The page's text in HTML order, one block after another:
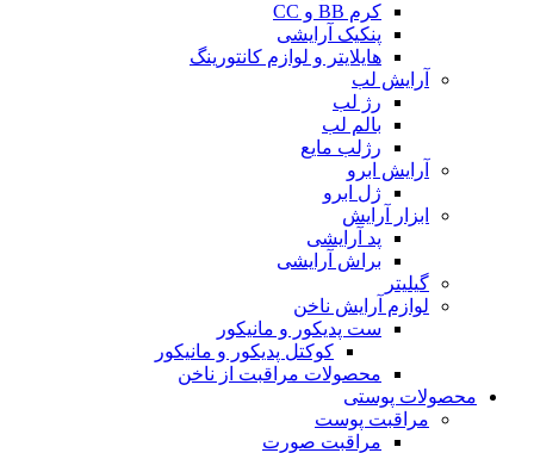
کرم BB و CC
پنکیک آرایشی
هایلایتر و لوازم کانتورینگ
آرایش لب
رژ لب
بالم لب
رژلب مایع
آرایش ابرو
ژل ابرو
ابزار آرایش
پد آرایشی
براش آرایشی
گیلیتر
لوازم آرایش ناخن
ست پدیکور و مانیکور
کوکتل پدیکور و مانیکور
محصولات مراقبت از ناخن
محصولات پوستی
مراقبت پوست
مراقبت صورت